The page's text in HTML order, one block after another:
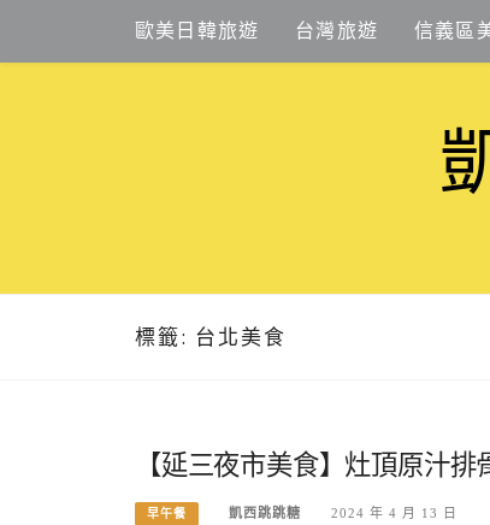
content
歐美日韓旅遊 台灣旅遊 信義區
標籤: 台北美食
【延三夜市美食】灶頂原汁
早午餐 凱西跳跳糖 2024 年 4 月 13 日